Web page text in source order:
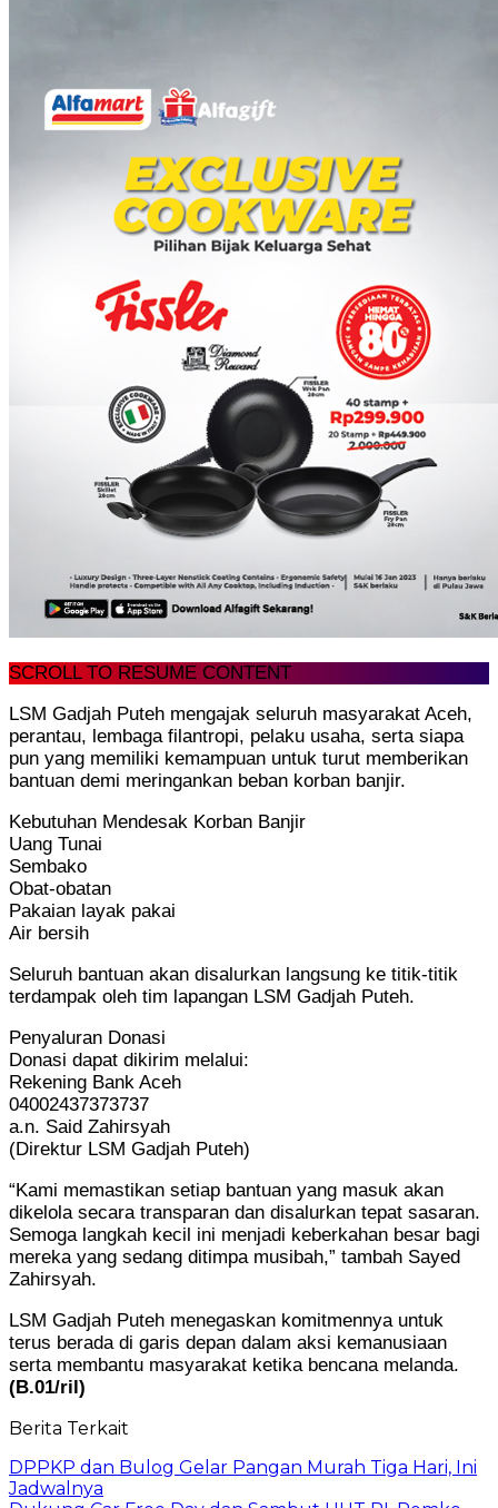
SCROLL TO RESUME CONTENT
LSM Gadjah Puteh mengajak seluruh masyarakat Aceh,
perantau, lembaga filantropi, pelaku usaha, serta siapa
pun yang memiliki kemampuan untuk turut memberikan
bantuan demi meringankan beban korban banjir.
Kebutuhan Mendesak Korban Banjir
Uang Tunai
Sembako
Obat-obatan
Pakaian layak pakai
Air bersih
Seluruh bantuan akan disalurkan langsung ke titik-titik
terdampak oleh tim lapangan LSM Gadjah Puteh.
Penyaluran Donasi
Donasi dapat dikirim melalui:
Rekening Bank Aceh
04002437373737
a.n. Said Zahirsyah
(Direktur LSM Gadjah Puteh)
“Kami memastikan setiap bantuan yang masuk akan
dikelola secara transparan dan disalurkan tepat sasaran.
Semoga langkah kecil ini menjadi keberkahan besar bagi
mereka yang sedang ditimpa musibah,” tambah Sayed
Zahirsyah.
LSM Gadjah Puteh menegaskan komitmennya untuk
terus berada di garis depan dalam aksi kemanusiaan
serta membantu masyarakat ketika bencana melanda.
(B.01/ril)
Berita Terkait
DPPKP dan Bulog Gelar Pangan Murah Tiga Hari, Ini
Jadwalnya